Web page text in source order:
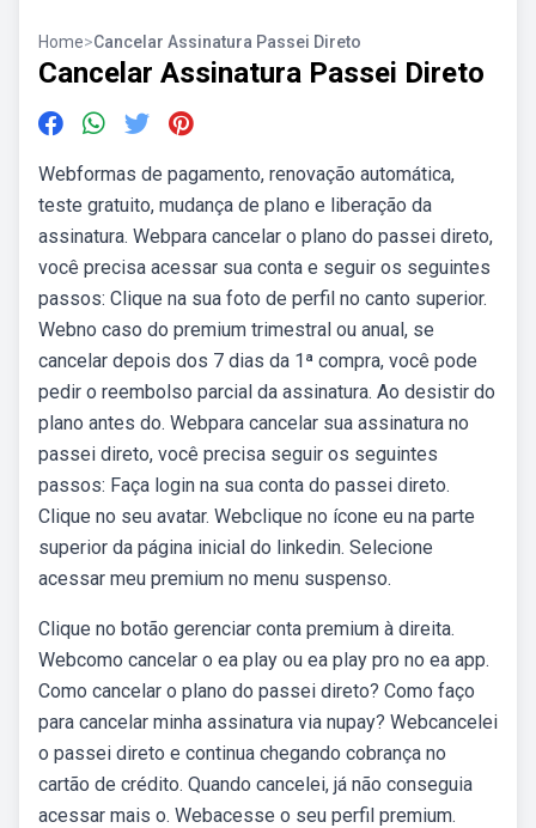
Home>Cancelar Assinatura Passei Direto
Cancelar Assinatura Passei Direto
Webformas de pagamento, renovação automática,
teste gratuito, mudança de plano e liberação da
assinatura. Webpara cancelar o plano do passei direto,
você precisa acessar sua conta e seguir os seguintes
passos: Clique na sua foto de perfil no canto superior.
Webno caso do premium trimestral ou anual, se
cancelar depois dos 7 dias da 1ª compra, você pode
pedir o reembolso parcial da assinatura. Ao desistir do
plano antes do. Webpara cancelar sua assinatura no
passei direto, você precisa seguir os seguintes
passos: Faça login na sua conta do passei direto.
Clique no seu avatar. Webclique no ícone eu na parte
superior da página inicial do linkedin. Selecione
acessar meu premium no menu suspenso.
Clique no botão gerenciar conta premium à direita.
Webcomo cancelar o ea play ou ea play pro no ea app.
Como cancelar o plano do passei direto? Como faço
para cancelar minha assinatura via nupay? Webcancelei
o passei direto e continua chegando cobrança no
cartão de crédito. Quando cancelei, já não conseguia
acessar mais o. Webacesse o seu perfil premium.